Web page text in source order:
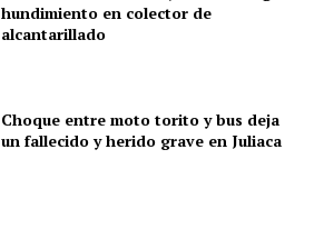
hundimiento en colector de
alcantarillado
Choque entre moto torito y bus deja
un fallecido y herido grave en Juliaca